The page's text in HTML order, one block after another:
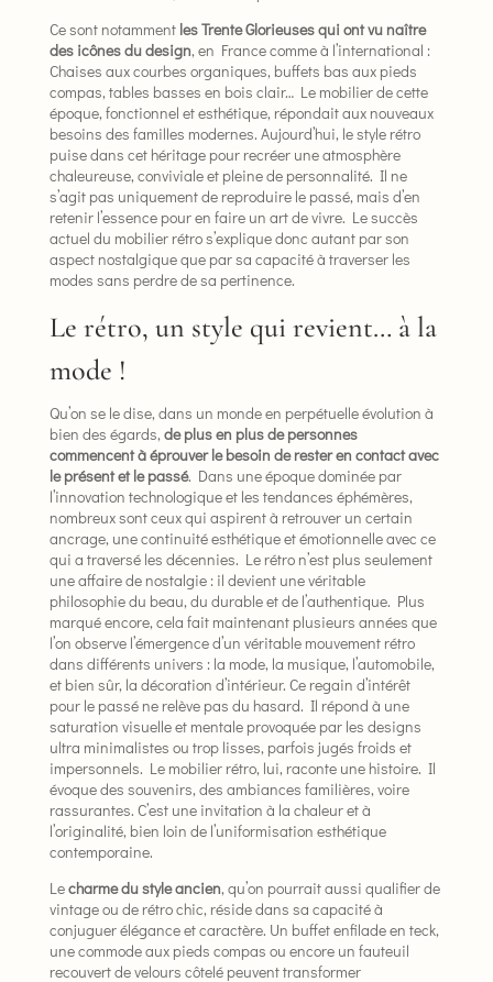
Ce sont notammentles Trente Glorieuses qui ont vu naître
des icônes du design, en France comme à l’international :
Chaises aux courbes organiques, buffets bas aux pieds
compas, tables basses en bois clair… Le mobilier de cette
époque, fonctionnel et esthétique, répondait aux nouveaux
besoins des familles modernes. Aujourd’hui, le style rétro
puise dans cet héritage pour recréer une atmosphère
chaleureuse, conviviale et pleine de personnalité. Il ne
s’agit pas uniquement de reproduire le passé, mais d’en
retenir l’essence pour en faire un art de vivre. Le succès
actuel du mobilier rétro s’explique donc autant par son
aspect nostalgique que par sa capacité à traverser les
modes sans perdre de sa pertinence.
Le rétro, un style qui revient… à la
mode !
Qu’on se le dise, dans un monde en perpétuelle évolution à
bien des égards,de plus en plus de personnes
commencent à éprouver le besoin de rester en contact avec
le présent et le passé. Dans une époque dominée par
l’innovation technologique et les tendances éphémères,
nombreux sont ceux qui aspirent à retrouver un certain
ancrage, une continuité esthétique et émotionnelle avec ce
qui a traversé les décennies. Le rétro n’est plus seulement
une affaire de nostalgie : il devient une véritable
philosophie du beau, du durable et de l’authentique. Plus
marqué encore, cela fait maintenant plusieurs années que
l’on observe l’émergence d’un véritable mouvement rétro
dans différents univers : la mode, la musique, l’automobile,
et bien sûr, la décoration d’intérieur. Ce regain d’intérêt
pour le passé ne relève pas du hasard. Il répond à une
saturation visuelle et mentale provoquée par les designs
ultra minimalistes ou trop lisses, parfois jugés froids et
impersonnels. Le mobilier rétro, lui, raconte une histoire. Il
évoque des souvenirs, des ambiances familières, voire
rassurantes. C’est une invitation à la chaleur et à
l’originalité, bien loin de l’uniformisation esthétique
contemporaine.
Lecharme du style ancien, qu’on pourrait aussi qualifier de
vintage ou de rétro chic, réside dans sa capacité à
conjuguer élégance et caractère. Un buffet enfilade en teck,
une commode aux pieds compas ou encore un fauteuil
recouvert de velours côtelé peuvent transformer